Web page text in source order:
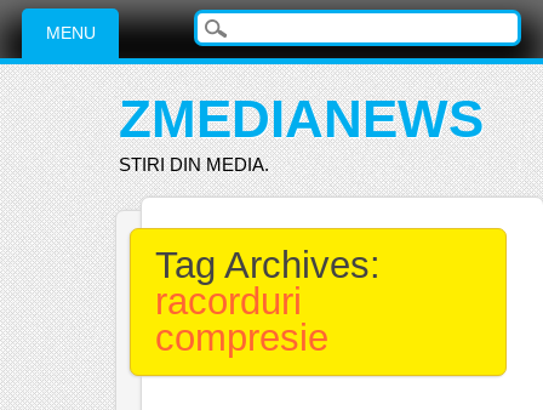
Main menu
Skip
content
MENU
ZMEDIANEWS
STIRI DIN MEDIA.
Tag Archives:
racorduri
compresie